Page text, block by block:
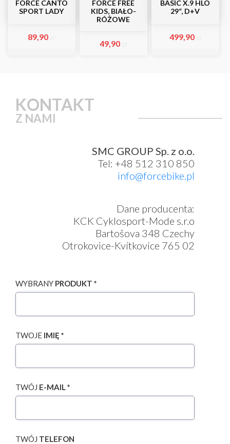
FORCE CANTO
SPORT LADY
89,90
FORCE FREE
KIDS, BIAŁO-
RÓŻOWE
49,90
BASIC X.9 HLO
29“, D+V
499,90
KONTAKT
Z NAMI
SMC GROUP Sp. z o.o.
Tel: +48 512 310 850
info@forcebike.pl
Dane producenta:
KCK Cyklosport-Mode s.r.o
Bartošova 348 Czechy
Otrokovice-Kvítkovice 765 02
WYBRANY PRODUKT *
TWOJE IMIĘ *
TWÓJ E-MAIL *
TWÓJ TELEFON